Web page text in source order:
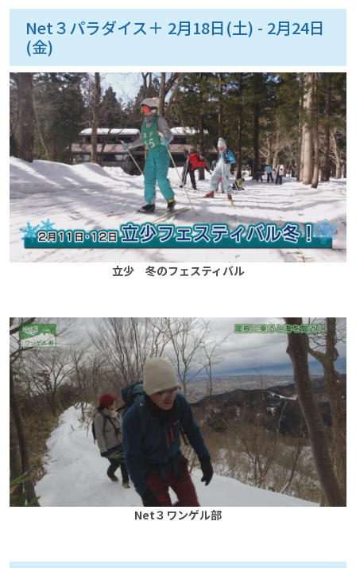
Net３パラダイス＋ 2月18日(土) - 2月24日
(金)
立少 冬のフェスティバル
Net３ワンゲル部